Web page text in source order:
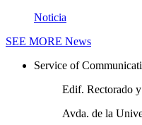
Noticia
SEE MORE News
Service of
Edif. Rectorado
Avda. de la